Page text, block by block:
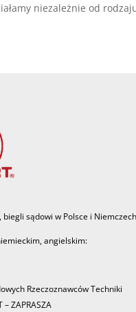
niezależnie od
biegli sądowi w Polsce i
angielskim:
Rzeczoznawców Techniki
– ZAPRASZA